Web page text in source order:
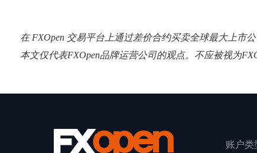
在 FXOpen 交易平台上通过差价合约买卖全球最大上市
本文仅代表FXOpen品牌运营公司的观点。不应被视为
账户类